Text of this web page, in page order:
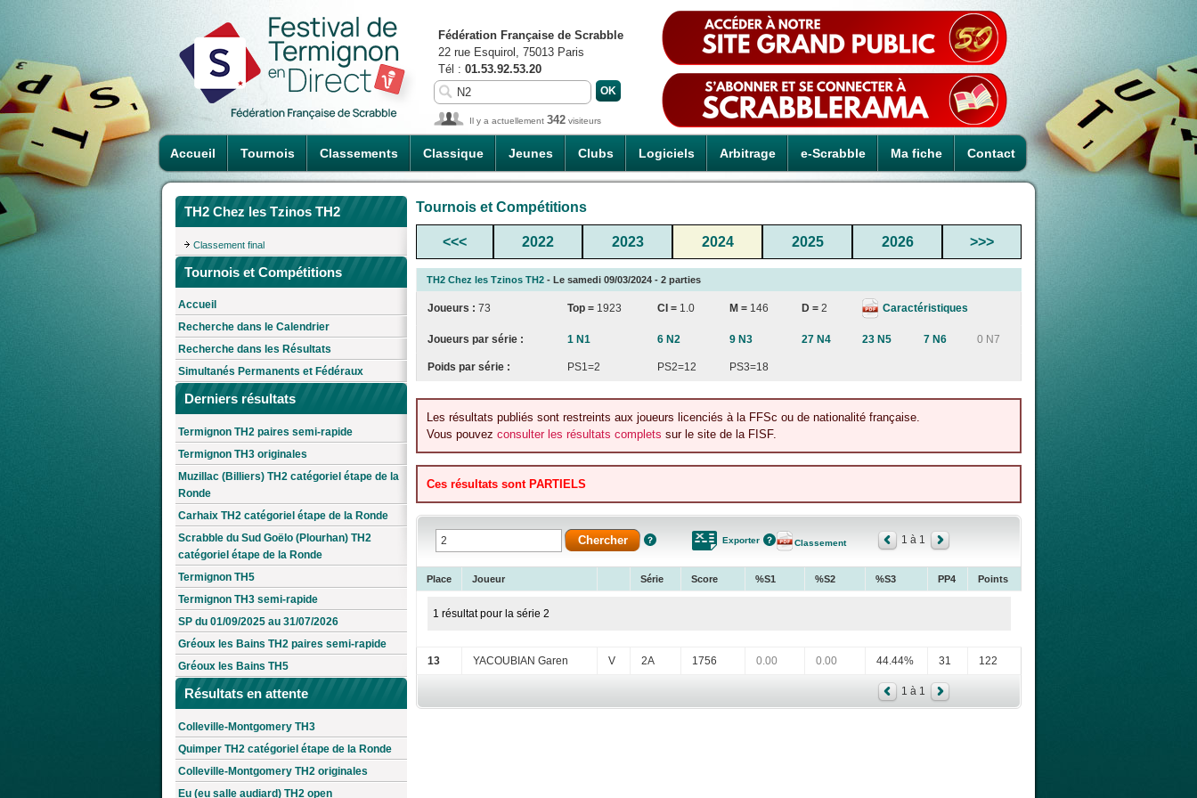
Accueil Tournois Classements Classique Jeunes Clubs Logiciels Arbitrage e-Scrabble Ma fiche Contact
Fédération Française de Scrabble
22 rue Esquirol, 75013 Paris
Tél : 01.53.92.53.20
Il y a actuellement 342 visiteurs
TH2 Chez les Tzinos TH2
Classement final
Tournois et Compétitions
Accueil
Recherche dans le Calendrier
Recherche dans les Résultats
Simultanés Permanents et Fédéraux
Derniers résultats
Termignon TH2 paires semi-rapide
Termignon TH3 originales
Muzillac (Billiers) TH2 catégoriel étape de la
Ronde
Carhaix TH2 catégoriel étape de la Ronde
Scrabble du Sud Goëlo (Plourhan) TH2
catégoriel étape de la Ronde
Termignon TH5
Termignon TH3 semi-rapide
SP du 01/09/2025 au 31/07/2026
Gréoux les Bains TH2 paires semi-rapide
Gréoux les Bains TH5
Résultats en attente
Colleville-Montgomery TH3
Quimper TH2 catégoriel étape de la Ronde
Colleville-Montgomery TH2 originales
Eu (eu salle audiard) TH2 open
Tournois et Compétitions
<<< 2022 2023 2024 2025 2026 >>>
TH2 Chez les Tzinos TH2 - Le samedi 09/03/2024 - 2 parties
Joueurs : 73 Top = 1923 CI = 1.0 M = 146 D = 2 Caractéristiques
Joueurs par série : 1 N1 6 N2 9 N3 27 N4 23 N5 7 N6 0 N7
Poids par série : PS1=2 PS2=12 PS3=18
Les résultats publiés sont restreints aux joueurs licenciés à la FFSc ou de nationalité française.
Vous pouvez consulter les résultats complets sur le site de la FISF.
Ces résultats sont PARTIELS
Exporter Classement 1 à 1
Place Joueur Série Score %S1 %S2 %S3 PP4 Points
1 résultat pour la série 2
13 YACOUBIAN Garen V 2A 1756 0.00 0.00 44.44% 31 122
1 à 1